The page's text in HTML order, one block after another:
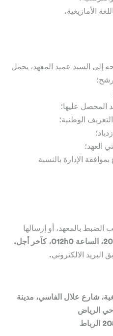
الأمازيغية.
إلى السيد عميد المعهد، يحمل
المحصل عليها؛
الوطنية؛
الإدارة بالنسبة
الضبط بالمعهد، أو إرسالها
البريد الالكتروني.
شارع علال الفاسي، مدينة
حي الرياض